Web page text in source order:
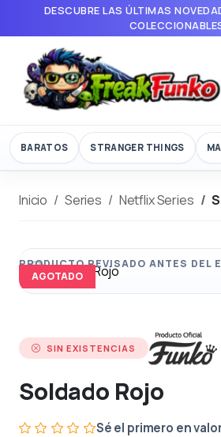
DESCUBRE LAS ÚLTIMAS
BARATOS STRANGER THINGS
Inicio Series Netflix Series
AGOTADO
SIN EXISTENCIAS
Soldado Rojo
Sé el primero en